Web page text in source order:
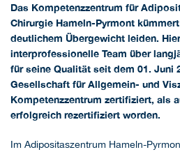
Das Kompetenzzentrum für
Chirurgie Hameln-Pyrmont
deutlichem Übergewicht leiden.
interprofessionelle Team über
für seine Qualität seit dem 01. Juni
Gesellschaft für Allgemein- und
Kompetenzzentrum zertifiziert, als
erfolgreich rezertifiziert worden.
Im Adipositaszentrum Hameln-